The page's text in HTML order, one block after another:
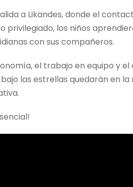
a Likandes, donde el
los niños
con sus compañeros.
el trabajo en equipo y el
las estrellas quedarán en